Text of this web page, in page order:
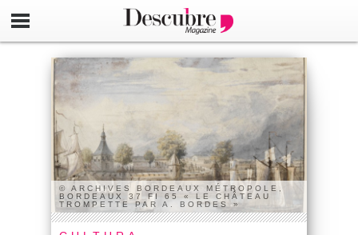
© ARCHIVES BORDEAUX MÉTROPOLE,
BORDEAUX 37 FI 65 « LE CHÂTEAU
TROMPETTE PAR A. BORDES »